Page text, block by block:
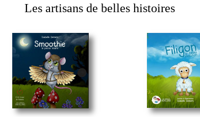
Les artisans de belles histoires